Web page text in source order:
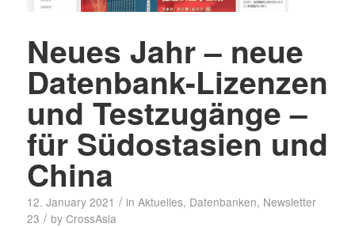
Neues Jahr – neue
Datenbank-Lizenzen
und Testzugänge –
für Südostasien und
China
12. January 2021 / in Aktuelles, Datenbanken, Newsletter
23 / by CrossAsia